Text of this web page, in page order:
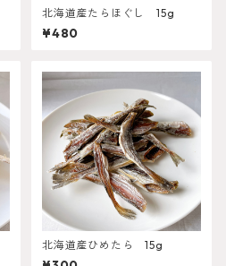
北海道産たらほぐし 15g
¥480
北海道産ひめたら 15g